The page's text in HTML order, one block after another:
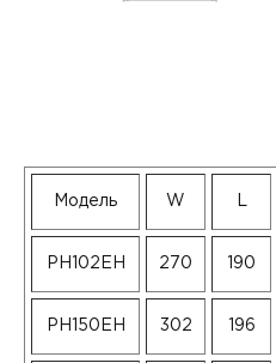
Модель W L
PH102EH 270 190
PH150EH 302 196